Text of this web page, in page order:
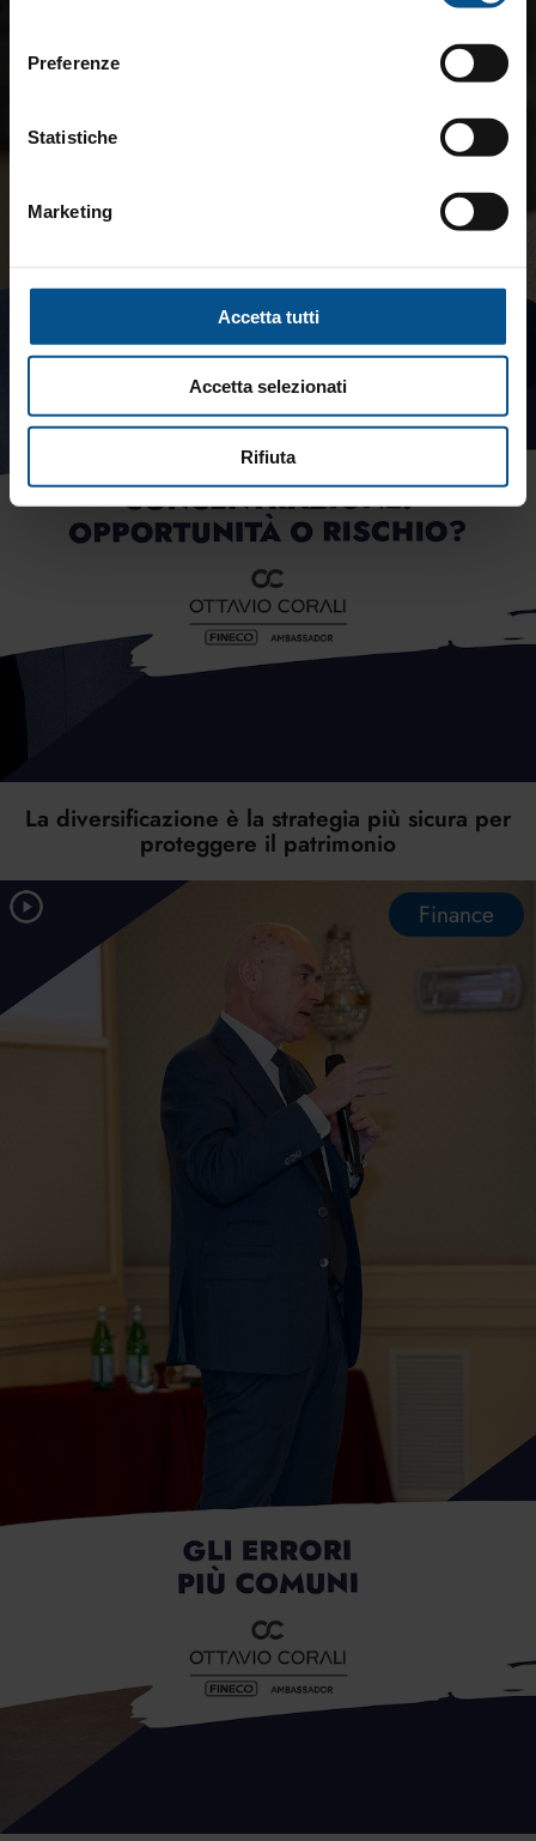
Preferenze
Statistiche
Marketing
Accetta tutti
Accetta selezionati
Rifiuta
La diversificazione è la strategia più sicura per
proteggere il patrimonio
Finance